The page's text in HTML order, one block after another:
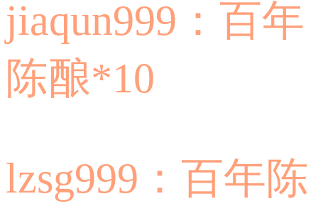
jiaqun999：百年
陈酿*10
lzsg999：百年陈